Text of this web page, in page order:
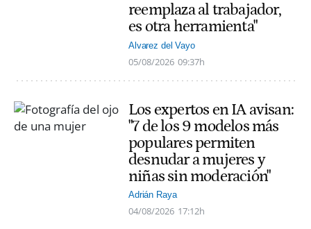
reemplaza al trabajador,
es otra herramienta"
Alvarez del Vayo
05/08/2026 09:37h
Los expertos en IA avisan:
"7 de los 9 modelos más
populares permiten
desnudar a mujeres y
niñas sin moderación"
Adrián Raya
04/08/2026 17:12h